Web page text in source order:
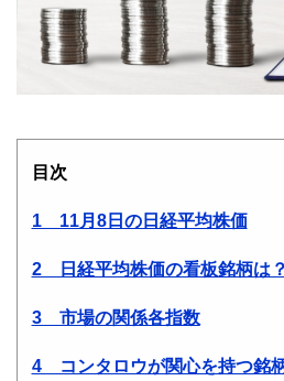
目次
1 11月8日の日経平均株価
2 日経平均株価の看板銘柄は？
3 市場の関係各指数
4 コンタロウが関心を持つ銘